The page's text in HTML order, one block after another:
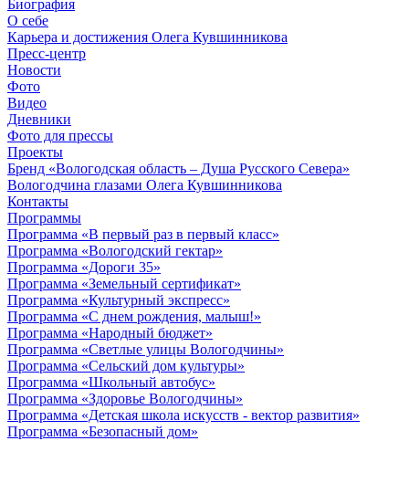
Биография
О себе
Карьера и достижения Олега Кувшинникова
Пресс-центр
Новости
Фото
Видео
Дневники
Фото для прессы
Проекты
Бренд «Вологодская область – Душа Русского Севера»
Вологодчина глазами Олега Кувшинникова
Контакты
Программы
Программа «В первый раз в первый класс»
Программа «Вологодский гектар»
Программа «Дороги 35»
Программа «Земельный сертификат»
Программа «Культурный экспресс»
Программа «С днем рождения, малыш!»
Программа «Народный бюджет»
Программа «Светлые улицы Вологодчины»
Программа «Сельский дом культуры»
Программа «Школьный автобус»
Программа «Здоровье Вологодчины»
Программа «Детская школа искусств - вектор развития»
Программа «Безопасный дом»